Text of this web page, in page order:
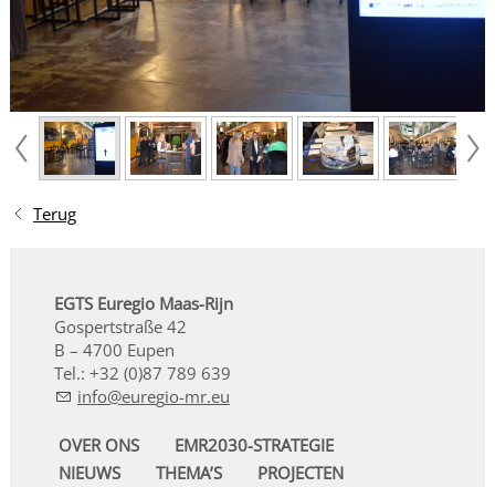
Terug
EGTS Euregio Maas-Rijn
Gospertstraße 42
B – 4700 Eupen
Tel.: +32 (0)87 789 639
nf
r g -mr
OVER ONS
EMR2030-STRATEGIE
NIEUWS
THEMA’S
PROJECTEN